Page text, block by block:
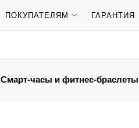
ПОКУПАТЕЛЯМ ГАРАНТИЯ
Смарт-часы и фитнес-браслеты